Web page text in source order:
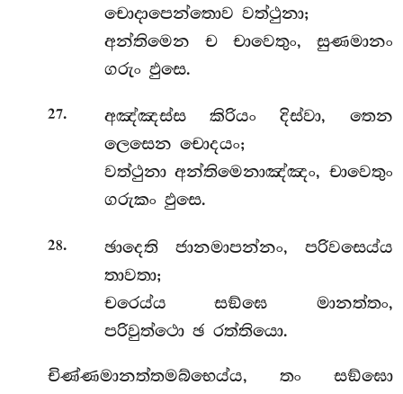
චොදාපෙන්තොව වත්ථුනා;
අන්තිමෙන ච චාවෙතුං, සුණමානං
ගරුං ඵුසෙ.
27.
අඤ්ඤස්ස කිරියං දිස්වා, තෙන
ලෙසෙන චොදයං;
වත්ථුනා අන්තිමෙනාඤ්ඤං, චාවෙතුං
ගරුකං ඵුසෙ.
28.
ඡාදෙති ජානමාපන්නං, පරිවසෙය්ය
තාවතා;
චරෙය්ය සඞ්ඝෙ මානත්තං,
පරිවුත්ථො ඡ රත්තියො.
චිණ්ණමානත්තමබ්භෙය්ය, තං සඞ්ඝො